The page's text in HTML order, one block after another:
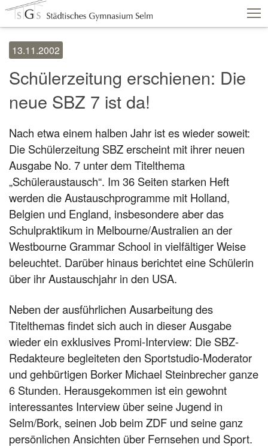
Schulshop
Vertretungen Kontakt
Aktuelles Schule
Fachbereiche
Personen
Service
13.11.2002
Schülerzeitung erschienen: Die
neue SBZ 7 ist da!
Nach etwa einem halben Jahr ist es wieder soweit:
Die Schülerzeitung SBZ erscheint mit ihrer neuen
Ausgabe No. 7 unter dem Titelthema
„Schüleraustausch“. Im 36 Seiten starken Heft
werden die Austauschprogramme mit Holland,
Belgien und England, insbesondere aber das
Schulpraktikum in Melbourne/Australien an der
Westbourne Grammar School in vielfältiger Weise
beleuchtet. Darüber hinaus berichtet eine Schülerin
über ihr Austauschjahr in den USA.
Neben der ausführlichen Ausarbeitung des
Titelthemas findet sich auch in dieser Ausgabe
wieder ein exklusives Promi-Interview: Die SBZ-
Redakteure begleiteten den Sportstudio-Moderator
und gehbürtigen Borker Michael Steinbrecher ganze
6 Stunden. Herausgekommen ist ein gewohnt
interessantes Interview über seine Jugend in
Selm/Bork, seinen Job beim ZDF und seine ganz
persönlichen Ansichten über Fernsehen und Sport.